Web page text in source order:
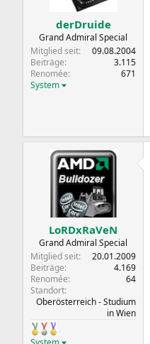
derDruide
Grand Admiral Special
Mitglied seit
09.08.2004
Beiträge
3.115
Renomée
671
System
LoRDxRaVeN
Grand Admiral Special
Mitglied seit
20.01.2009
Beiträge
4.169
Renomée
64
Standort
Oberösterreich - Studium
in Wien